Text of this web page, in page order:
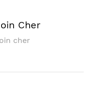
Cher
cher